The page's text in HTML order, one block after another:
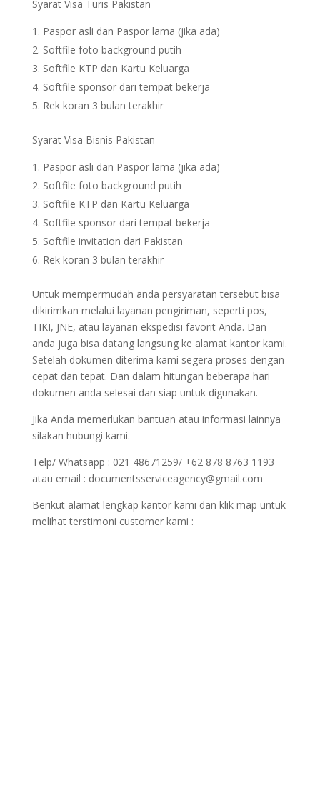
Syarat Visa Turis Pakistan
Paspor asli dan Paspor lama (jika ada)
Softfile foto background putih
Softfile KTP dan Kartu Keluarga
Softfile sponsor dari tempat bekerja
Rek koran 3 bulan terakhir
Syarat Visa Bisnis Pakistan
Paspor asli dan Paspor lama (jika ada)
Softfile foto background putih
Softfile KTP dan Kartu Keluarga
Softfile sponsor dari tempat bekerja
Softfile invitation dari Pakistan
Rek koran 3 bulan terakhir
Untuk mempermudah anda persyaratan tersebut bisa
dikirimkan melalui layanan pengiriman, seperti pos,
TIKI, JNE, atau layanan ekspedisi favorit Anda. Dan
anda juga bisa datang langsung ke alamat kantor kami.
Setelah dokumen diterima kami segera proses dengan
cepat dan tepat. Dan dalam hitungan beberapa hari
dokumen anda selesai dan siap untuk digunakan.
Jika Anda memerlukan bantuan atau informasi lainnya
silakan hubungi kami.
Telp/ Whatsapp : 021 48671259/ +62 878 8763 1193
atau email : documentsserviceagency@gmail.com
Berikut alamat lengkap kantor kami dan klik map untuk
melihat terstimoni customer kami :